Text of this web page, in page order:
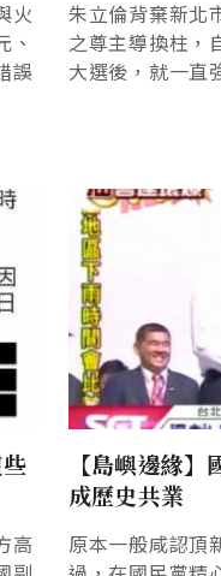
火
、
誤
朱立倫背棄新北
之尊主導換柱，
大選後，就一直
高
【島嶼邊緣
成歷史共業
原本一般咸認頂